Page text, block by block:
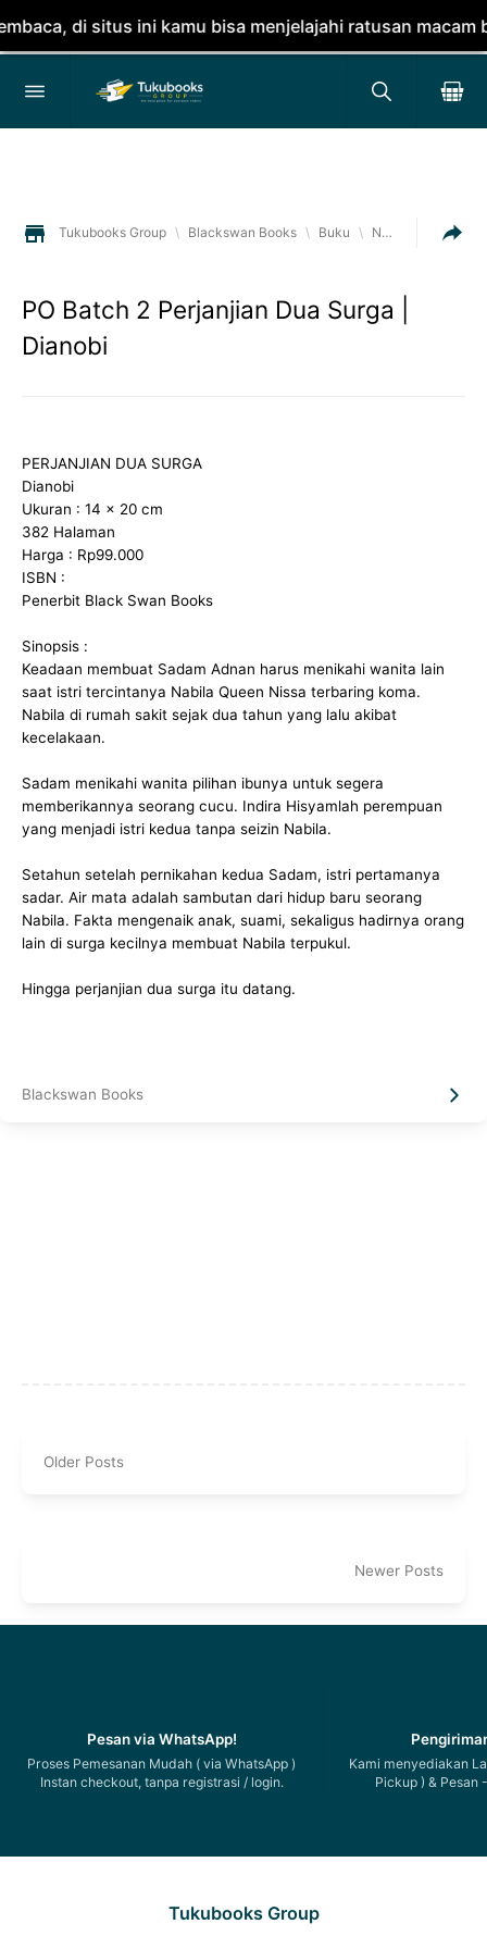
di situs ini kamu bisa menjelajahi ratusan macam
Tukubooks Group \ Blackswan Books \ Buku \ Novel Pre Order
PO Batch 2 Perjanjian Dua Surga |
Dianobi
PERJANJIAN DUA SURGA
Dianobi
Ukuran : 14 x 20 cm
382 Halaman
Harga : Rp99.000
ISBN :
Penerbit Black Swan Books
Sinopsis :
Keadaan membuat Sadam Adnan harus menikahi wanita lain
saat istri tercintanya Nabila Queen Nissa terbaring koma.
Nabila di rumah sakit sejak dua tahun yang lalu akibat
kecelakaan.
Sadam menikahi wanita pilihan ibunya untuk segera
memberikannya seorang cucu. Indira Hisyamlah perempuan
yang menjadi istri kedua tanpa seizin Nabila.
Setahun setelah pernikahan kedua Sadam, istri pertamanya
sadar. Air mata adalah sambutan dari hidup baru seorang
Nabila. Fakta mengenaik anak, suami, sekaligus hadirnya orang
lain di surga kecilnya membuat Nabila terpukul.
Hingga perjanjian dua surga itu datang.
Blackswan Books
Older Posts
Newer Posts
Pesan via WhatsApp!
Proses Pemesanan Mudah ( via WhatsApp )
Instan checkout, tanpa registrasi / login.
Kami menyediakan
Pickup ) & Pesan
Tukubooks Group